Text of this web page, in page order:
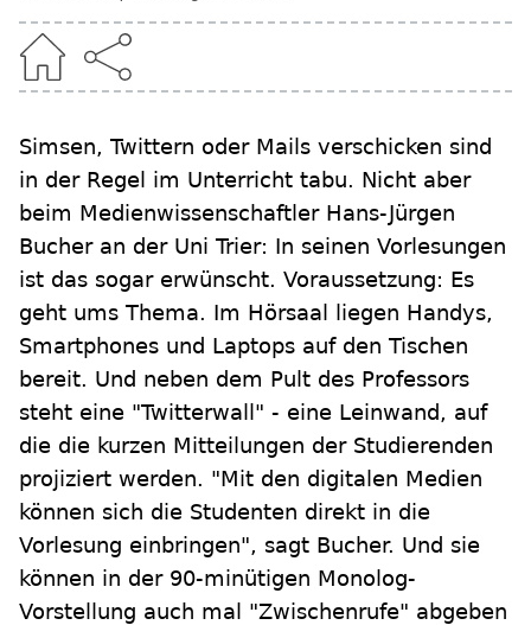
Simsen, Twittern oder Mails verschicken sind
in der Regel im Unterricht tabu. Nicht aber
beim Medienwissenschaftler Hans-Jürgen
Bucher an der Uni Trier: In seinen Vorlesungen
ist das sogar erwünscht. Voraussetzung: Es
geht ums Thema. Im Hörsaal liegen Handys,
Smartphones und Laptops auf den Tischen
bereit. Und neben dem Pult des Professors
steht eine "Twitterwall" - eine Leinwand, auf
die die kurzen Mitteilungen der Studierenden
projiziert werden. "Mit den digitalen Medien
können sich die Studenten direkt in die
Vorlesung einbringen", sagt Bucher. Und sie
können in der 90-minütigen Monolog-
Vorstellung auch mal "Zwischenrufe" abgeben